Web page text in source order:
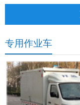
专用作业车